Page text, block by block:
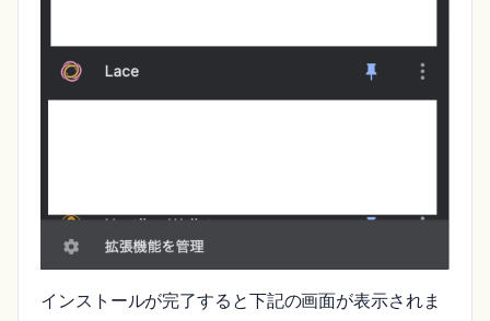
インストールが完了すると下記の画面が表示されま